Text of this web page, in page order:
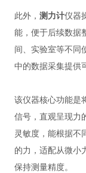
此外， 测力计仪器
能，便于后续数据
间、实验室等不同
中的数据采集提供
该仪器核心功能是
信号，直观呈现力
灵敏度，能根据不
的力，适配从微小
保持测量精度。